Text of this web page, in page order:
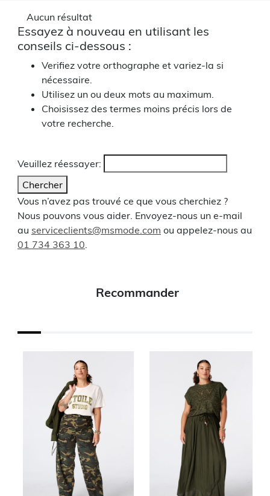
Aucun résultat
Essayez à nouveau en utilisant les
conseils ci-dessous :
Verifiez votre orthographe et variez-la si
nécessaire.
Utilisez un ou deux mots au maximum.
Choisissez des termes moins précis lors de
votre recherche.
Veuillez réessayer:
Chercher
Vous n’avez pas trouvé ce que vous cherchiez ?
Nous pouvons vous aider. Envoyez-nous un e-mail
au serviceclients@msmode.com ou appelez-nous au
01 734 363 10
Recommander